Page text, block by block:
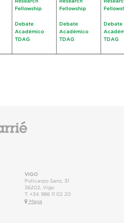
Research
Fellowship
Debate
Académico
TDAG
Research
Fellowship
Debate
Académico
TDAG
Debate
TDAG
VIGO
Policarpo Sanz, 31
36202 Vigo
T. +34 986 11 02 20
Mapa